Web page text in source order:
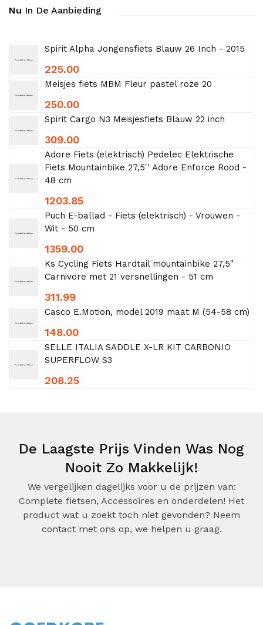
Nu In De Aanbieding
Spirit Alpha Jongensfiets Blauw 26 Inch - 2015
225.00
Meisjes fiets MBM Fleur pastel roze 20
250.00
Spirit Cargo N3 Meisjesfiets Blauw 22 inch
309.00
Adore Fiets (elektrisch) Pedelec Elektrische
Fiets Mountainbike 27,5'' Adore Enforce Rood -
48 cm
1203.85
Puch E-ballad - Fiets (elektrisch) - Vrouwen -
Wit - 50 cm
1359.00
Ks Cycling Fiets Hardtail mountainbike 27,5"
Carnivore met 21 versnellingen - 51 cm
311.99
Casco E.Motion, model 2019 maat M (54-58 cm)
148.00
SELLE ITALIA SADDLE X-LR KIT CARBONIO
SUPERFLOW S3
208.25
De Laagste Prijs Vinden Was Nog
Nooit Zo Makkelijk!
We vergelijken dagelijks voor u de prijzen van:
Complete fietsen, Accessoires en onderdelen! Het
product wat u zoekt toch niet gevonden? Neem
contact met ons op, we helpen u graag.